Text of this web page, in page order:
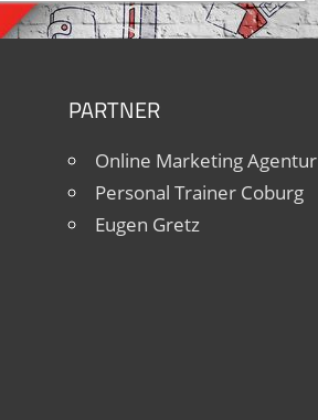
PARTNER
Online Marketing Agentur
Personal Trainer Coburg
Eugen Gretz